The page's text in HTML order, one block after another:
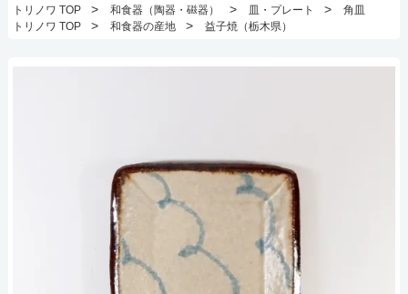
トリノワ TOP > 和食器（陶器・磁器） > 皿・プレート >
角皿
トリノワ TOP
> 和食器の産地 > 益子焼（栃木県）